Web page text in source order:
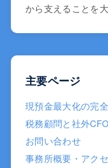
から支えることを
主要ページ
現預金最大化の完
税務顧問と社外
お問い合わせ
事務所概要・アク